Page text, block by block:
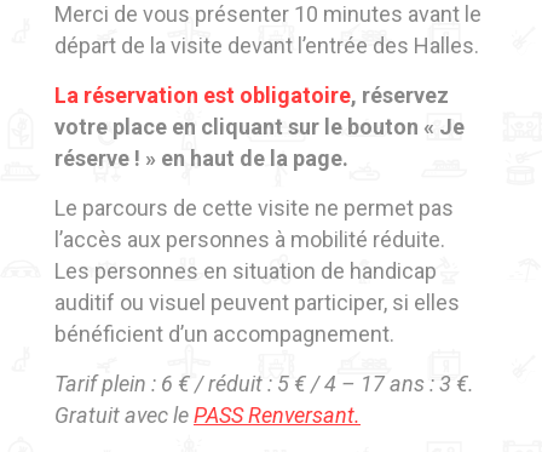
Merci de vous présenter 10 minutes avant le
départ de la visite devant l’entrée des Halles.
La réservation est obligatoire, réservez
votre place en cliquant sur le bouton « Je
réserve ! » en haut de la page.
Le parcours de cette visite ne permet pas
l’accès aux personnes à mobilité réduite.
Les personnes en situation de handicap
auditif ou visuel peuvent participer, si elles
bénéficient d’un accompagnement.
Tarif plein : 6 € / réduit : 5 € / 4 – 17 ans : 3 €.
Gratuit avec lePASS Renversant.